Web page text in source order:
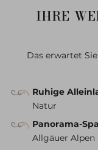
IHRE
Das erwartet
Ruhige
Natur
Panorama-
Allgäuer Alpen